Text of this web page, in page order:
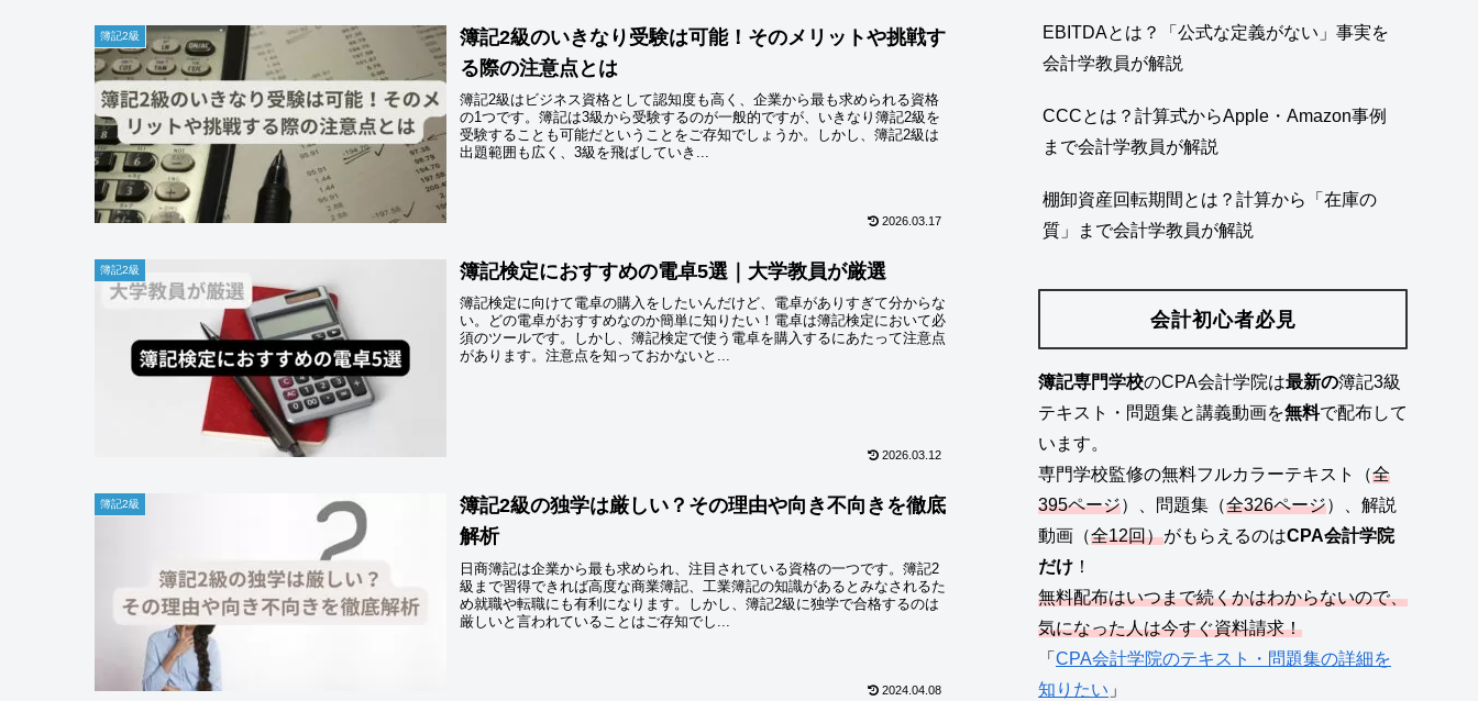
簿記2級
簿記2級のいきなり受験は可能！そのメリットや挑戦す
る際の注意点とは
簿記2級はビジネス資格として認知度も高く、企業から最も求められる資格
の1つです。簿記は3級から受験するのが一般的ですが、いきなり簿記2級を
受験することも可能だということをご存知でしょうか。しかし、簿記2級は
出題範囲も広く、3級を飛ばしていき...
2026.03.17
簿記2級 簿記検定におすすめの電卓5選｜大学教員が厳選
簿記検定に向けて電卓の購入をしたいんだけど、電卓がありすぎて分からな
い。どの電卓がおすすめなのか簡単に知りたい！電卓は簿記検定において必
須のツールです。しかし、簿記検定で使う電卓を購入するにあたって注意点
があります。注意点を知っておかないと...
2026.03.12
簿記2級
簿記2級の独学は厳しい？その理由や向き不向きを徹底
解析
日商簿記は企業から最も求められ、注目されている資格の一つです。簿記2
級まで習得できれば高度な商業簿記、工業簿記の知識があるとみなされるた
め就職や転職にも有利になります。しかし、簿記2級に独学で合格するのは
厳しいと言われていることはご存知でし...
2024.04.08
EBITDAとは？「公式な定義がない」事実を
会計学教員が解説
CCCとは？計算式からApple・Amazon事例
まで会計学教員が解説
棚卸資産回転期間とは？計算から「在庫の
質」まで会計学教員が解説
会計初心者必見
簿記専門学校のCPA会計学院は最新の簿記3級
テキスト・問題集と講義動画を無料で配布して
います。
専門学校監修の無料フルカラーテキスト（全
395ページ）、問題集（全326ページ）、解説
動画（全12回）がもらえるのはCPA会計学院
だけ ！
無料配布はいつまで続くかはわからないので、
気になった人は今すぐ資料請求！
「 CPA会計学院のテキスト・問題集の詳細を
知りたい 」